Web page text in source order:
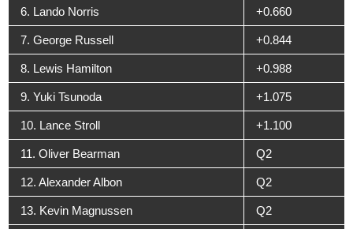
6. Lando Norris +0.660
7. George Russell +0.844
8. Lewis Hamilton +0.988
9. Yuki Tsunoda +1.075
10. Lance Stroll +1.100
11. Oliver Bearman Q2
12. Alexander Albon Q2
13. Kevin Magnussen Q2